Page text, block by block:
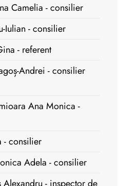
Camelia - consilier
Iulian - consilier
- referent
Andrei - consilier
Ana Monica -
- consilier
Adela - consilier